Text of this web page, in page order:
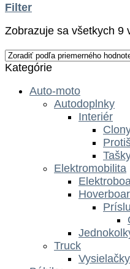
Filter
Zobrazuje sa všetkych 9
Kategórie
Auto-moto
Autodoplnky
Interiér
Elektromobilita
Truck
Vysielačky